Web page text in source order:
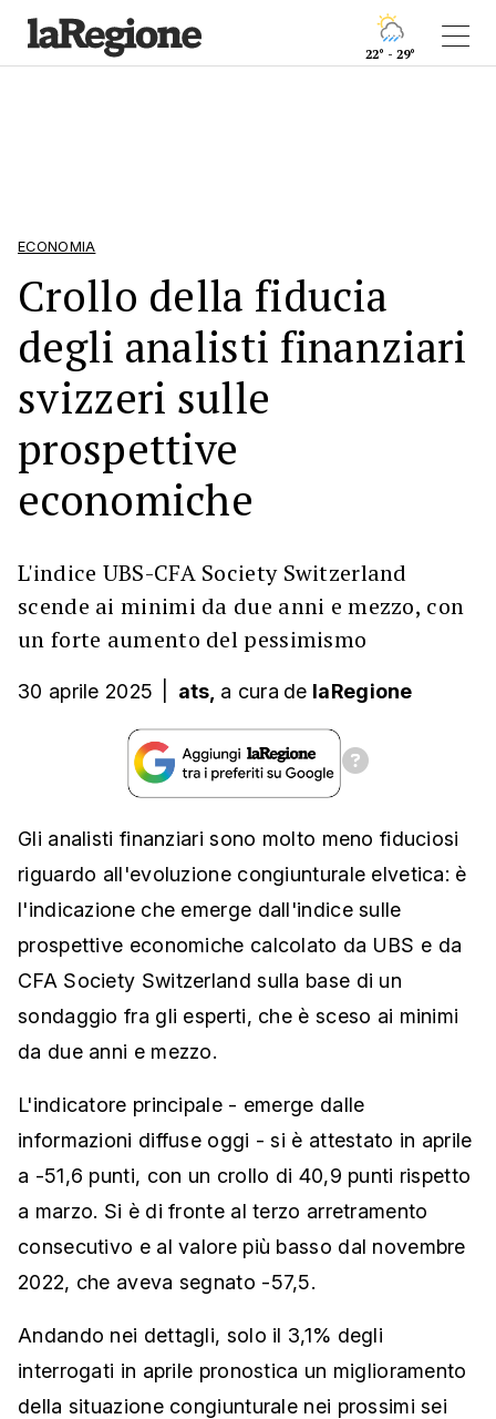
22° - 29°
ECONOMIA
Crollo della fiducia
degli analisti finanziari
svizzeri sulle
prospettive
economiche
L'indice UBS-CFA Society Switzerland
scende ai minimi da due anni e mezzo, con
un forte aumento del pessimismo
30 aprile 2025 ats, a cura de laRegione
Gli analisti finanziari sono molto meno fiduciosi
riguardo all'evoluzione congiunturale elvetica: è
l'indicazione che emerge dall'indice sulle
prospettive economiche calcolato da UBS e da
CFA Society Switzerland sulla base di un
sondaggio fra gli esperti, che è sceso ai minimi
da due anni e mezzo.
L'indicatore principale - emerge dalle
informazioni diffuse oggi - si è attestato in aprile
a -51,6 punti, con un crollo di 40,9 punti rispetto
a marzo. Si è di fronte al terzo arretramento
consecutivo e al valore più basso dal novembre
2022, che aveva segnato -57,5.
Andando nei dettagli, solo il 3,1% degli
interrogati in aprile pronostica un miglioramento
della situazione congiunturale nei prossimi sei